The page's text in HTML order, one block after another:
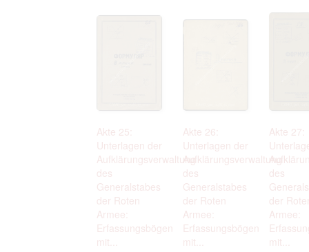
Akte 25:
Unterlagen der
Aufklärungsverwaltung
des
Generalstabes
der Roten
Armee:
Erfassungsbögen
mit...
Akte 26:
Unterlagen der
Aufklärungsverwaltung
des
Generalstabes
der Roten
Armee:
Erfassungsbögen
mit...
Akte 27:
des
der
Armee:
mit...